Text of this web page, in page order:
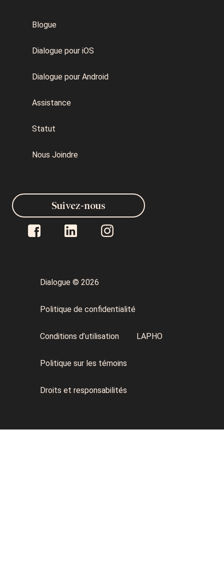
Blogue
Dialogue pour iOS
Dialogue pour Android
Assistance
Statut
Nous Joindre
Dialogue © 2026
Politique de confidentialité
Conditions d’utilisation LAPHO
Politique sur les témoins
Droits et responsabilités
Suivez-nous